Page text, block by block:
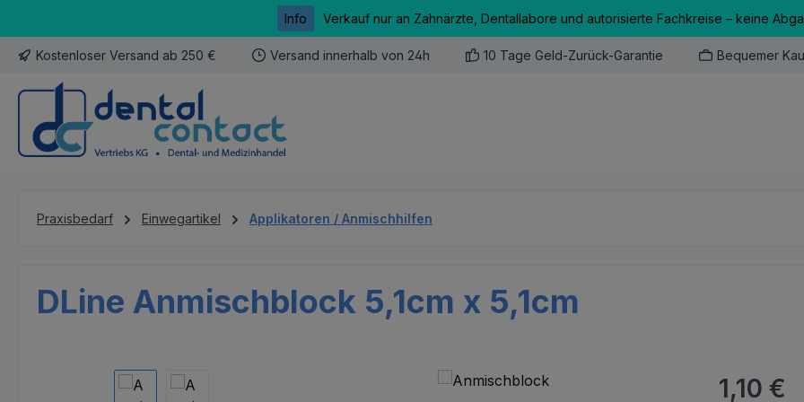
Info Verkauf nur an Zahnärzte, Dentallabore und autorisierte Fachkreise – keine
Kostenloser Versand ab 250 € Versand innerhalb von 24h 10 Tage Geld-Zurück-Garantie Bequemer
Praxisbedarf Einwegartikel Applikatoren / Anmischhilfen
DLine Anmischblock 5,1cm x 5,1cm
Bildergalerie überspringen Regulärer
1,10 €